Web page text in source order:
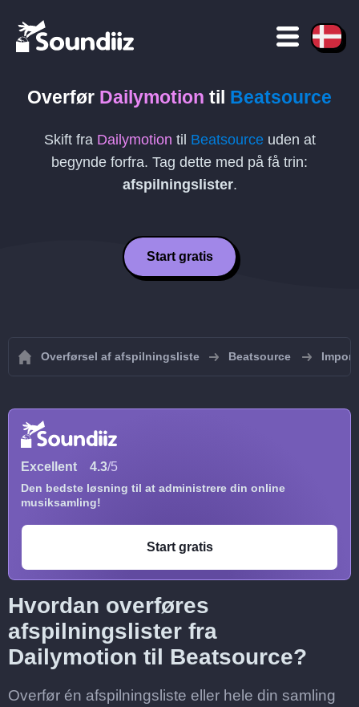
Overfør Dailymotion til Beatsource
Skift fra Dailymotion til Beatsourceuden at
begynde forfra. Tag dette med på få trin:
afspilningslister.
Start gratis
Overførsel af afspilningsliste Beatsource
Excellent 4.3/5
Den bedste løsning til at administrere din online
musiksamling!
Start gratis
Hvordan overføres
afspilningslister fra
Dailymotion til Beatsource?
Overfør én afspilningsliste eller hele din samling